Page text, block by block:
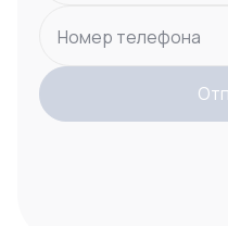
Номер телефона